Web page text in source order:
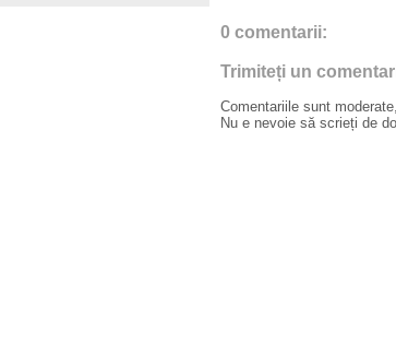
0 comentarii:
Trimiteți un
Comentariile sunt
Nu e nevoie să scrieți de